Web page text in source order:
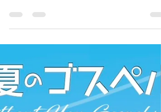
ご無沙汰しています。 下記、１０月北田辺イテ
2025 vol.16 ✨ 魂に響くジャズとゴスペルの夕べ
演18:00） 📍 会場：北田辺集会所イテナ （大阪
東住吉区北田辺4丁目2-11 北田辺第4公園南隣）
出演： •Drene Ivy（ドリーン・アイヴィー／ピア
ノ） アメリカ・オハイオ州クリーブランド生
れ。長年にわたりエドウィン・ホーキンス音楽カ